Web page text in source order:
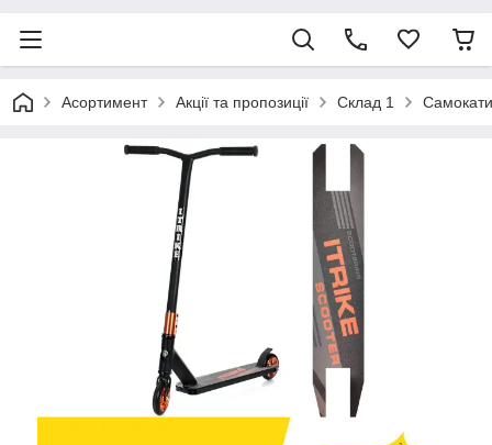
Асортимент Акції та пропозиції Склад 1 Самокати